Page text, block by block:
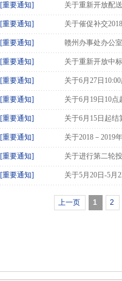
[重要通知] 关于重新开放配
[重要通知] 关于催促补交
[重要通知] 赣州办事处办公
[重要通知] 关于重新开放中
[重要通知] 关于6月27日
[重要通知] 关于6月19日10
[重要通知] 关于6月15日起
[重要通知] 关于2018－2019
[重要通知] 关于进行第二轮
[重要通知] 关于5月20日-5月
上一页 1 2